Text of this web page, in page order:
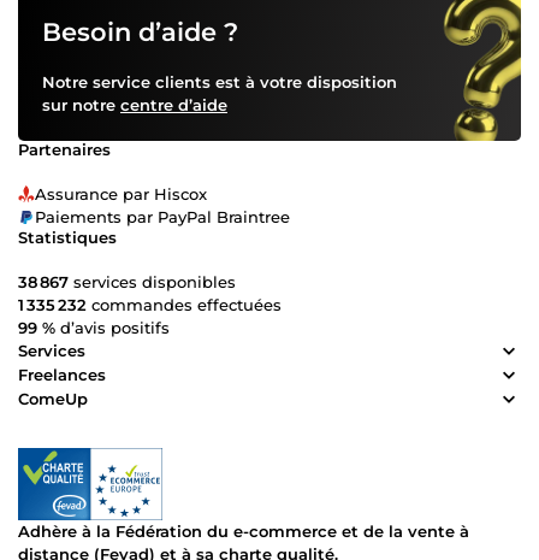
Besoin d’aide ?
Notre service clients est à votre disposition
sur notre centre d’aide
Partenaires
Assurance par Hiscox
Paiements par PayPal Braintree
Statistiques
38 867 services disponibles
1 335 232 commandes effectuées
99 % d’avis positifs
Services
Freelances
ComeUp
Adhère à la Fédération du e-commerce et de la vente à
distance (Fevad) et à sa charte qualité.